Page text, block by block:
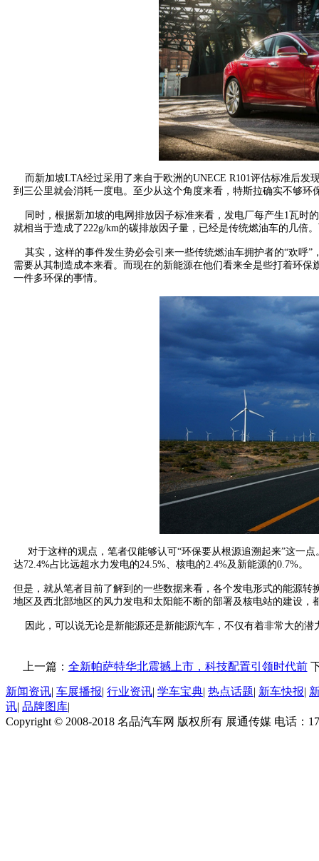
而新加坡LTA经过采用了来自于欧洲的UNECE R101评估标准后发
到三公里就会消耗一度电。至少从这个角度来看，特斯拉确实不够环
同时，根据新加坡的电网排放因子标准来看，发电厂每产生1瓦时
就相当于造成了222g/km的碳排放因子量，已经是传统燃油车的几倍
其实，这样的事件发生势必会引来一些传统燃油车拥护者的“欢呼
需要从其制造成本来看。而现在的新能源在他们看来全是些打着环
一件多环保的事情。
对于这样的观点，笔者仅能够认可“环保要从根源追溯起来”这一
达72.4%占比远超水力发电的24.5%、核电的2.4%及新能源的0.7%。
但是，就从笔者目前了解到的一些数据来看，各个发电形式的能源
地区及西北部地区的风力发电和太阳能不断的部署及核电站的建设，
因此，可以说无论是新能源还是新能源汽车，不仅有着非常大的
上一篇： 全新帕萨特华北震撼上市，科技配置引领时代前
新闻资讯| 车展播报| 行业资讯| 学车宝典| 热点话题| 新车快报|
讯| 品牌图库|
Copyright © 2008-2018 名品汽车网 版权所有 展通传媒 电话：